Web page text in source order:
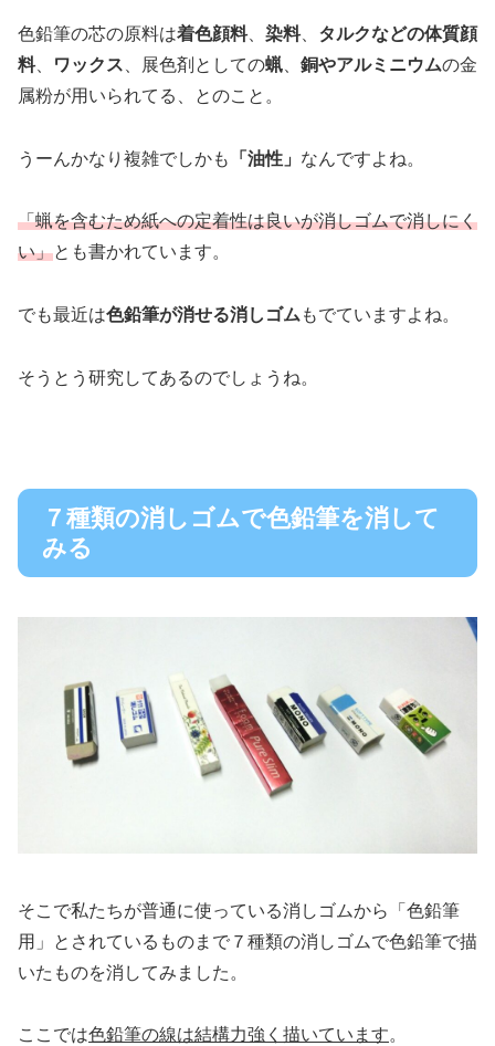
色鉛筆の芯の原料は着色顔料、 染料、 タルクなどの体質顔
料、 ワックス 、展色剤としての蝋 銅やアルミニウムの金
属粉が用いられてる、とのこと。
うーんかなり複雑でしかも 「油性」 なんですよね。
「蝋を含むため紙への定着性は良いが消しゴムで消しにく
い」とも書かれています。
でも最近は色鉛筆が消せる消しゴム もでていますよね。
そうとう研究してあるのでしょうね。
７種類の消しゴムで色鉛筆を消して
みる
そこで私たちが普通に使っている消しゴムから「色鉛筆
用」とされているものまで７種類の消しゴムで色鉛筆で描
いたものを消してみました。
ここでは色鉛筆の線は結構力強く描いています。